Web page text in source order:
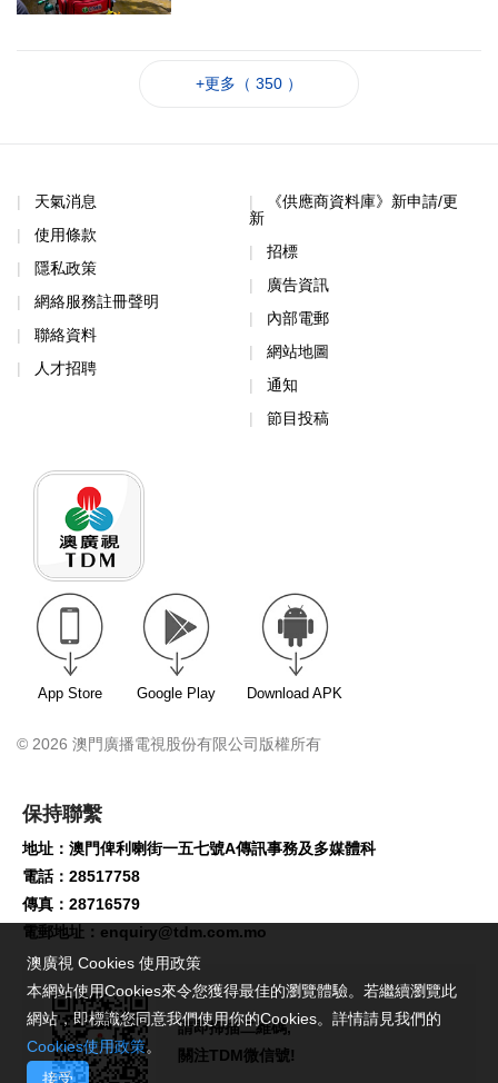
+更多（ 350 ）
天氣消息
使用條款
隱私政策
網絡服務註冊聲明
聯絡資料
人才招聘
《供應商資料庫》新申請/更
新
招標
廣告資訊
內部電郵
網站地圖
通知
節目投稿
App Store Google Play Download APK
© 2026 澳門廣播電視股份有限公司版權所有
保持聯繫
地址：澳門俾利喇街一五七號A傳訊事務及多媒體科
電話：28517758
傳真：28716579
電郵地址： enquiry@tdm.com.mo
請即掃描二維碼,
關注TDM微信號!
澳廣視 Cookies 使用政策
本網站使用Cookies來令您獲得最佳的瀏覽體驗。若繼續瀏覽此
網站，即標識您同意我們使用你的Cookies。詳情請見我們的
Cookies使用政策。
接受